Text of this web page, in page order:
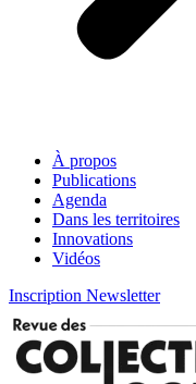
À propos
Publications
Agenda
Dans les territoires
Innovations
Vidéos
Inscription Newsletter